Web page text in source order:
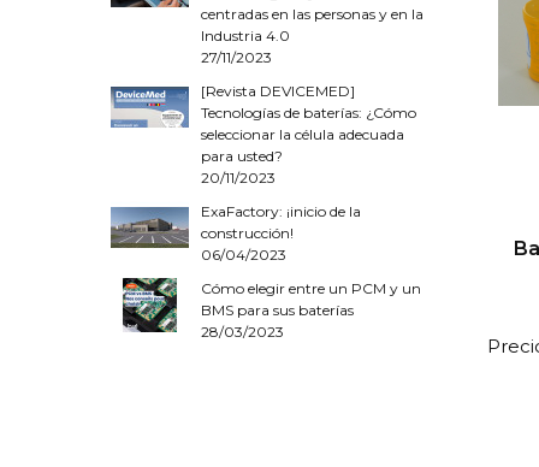
centradas en las personas y en la
Industria 4.0
27/11/2023
[Revista DEVICEMED]
Tecnologías de baterías: ¿Cómo
seleccionar la célula adecuada
para usted?
20/11/2023
ExaFactory: ¡inicio de la
construcción!
06/04/2023
Cómo elegir entre un PCM y un
BMS para sus baterías
28/03/2023